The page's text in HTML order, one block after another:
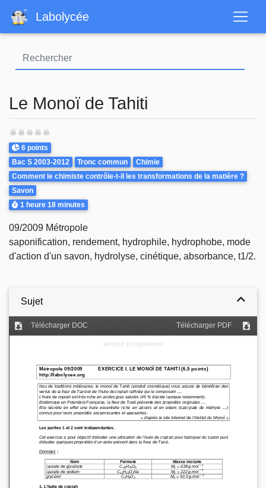
contenu
Labolycée
Le Monoï de Tahiti
Points
6 points
Theme
Bac S 2003-2012 Tronc commun
Chimie
Comment le chimiste contrôle-t-il les transformations de la matière ?
Savon
Durée
1 heure 18 minutes
09/2009 Métropole
saponification, rendement, hydrophile, hydrophobe, mode
d'action d'un savon, hydrolyse, cinétique, absorbance, t1/2.
Sujet